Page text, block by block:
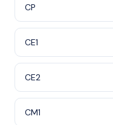
CP
CE1
CE2
CM1